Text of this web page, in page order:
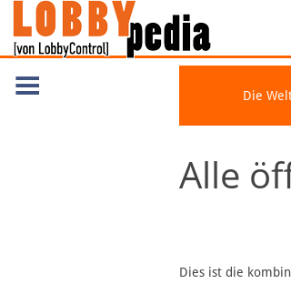
Die
Alle
Dies ist die